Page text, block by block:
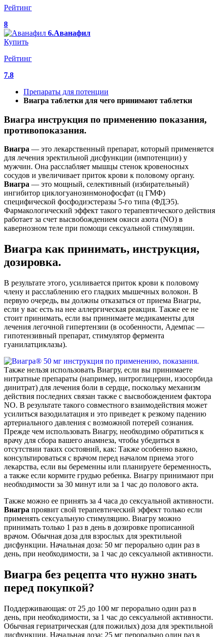
Рейтинг
8
6.Аванафил
Купить
Рейтинг
7.8
Препараты для потенции
Виагра таблетки для чего принимают таблетки
Виагра инструкция по применению показания,
противопоказания.
Виагра — это лекарственный препарат, который применяется
для лечения эректильной дисфункции (импотенции) у
мужчин. Она расслабляет мышцы стенок кровеносных
сосудов и увеличивает приток крови к половому органу.
Виагра — это мощный, селективный (избирательный)
ингибитор циклогуанозинмонофосфат (ц ГМФ)
специфической фосфодиэстеразы 5-го типа (ФДЭ5).
Фармакологический эффект такого терапевтического действия
работает за счет высвобождением окиси азота (NO) в
кавернозном теле при помощи сексуальной стимуляции.
Виагра как принимать, инструкция,
дозировка.
В результате этого, усиливается приток крови к половому
члену и расслаблению его гладких мышечных волокон. В
первую очередь, вы должны отказаться от приема Виагры,
если у вас есть на нее аллергическая реакция. Также ее не
стоит принимать, если вы принимаете медикаменты для
лечения легочной гипертензии (в особенности, Адемпас —
гипотензивный препарат, стимулятор фермента
гуанилатциклазы).
Также нельзя использовать Виагру, если вы принимаете
нитратные препараты (например, нитроглицерин, изосорбида
динитрат) для лечения боли в сердце, поскольку механизм
действия последних связан также с высвобождением фактора
NO. В результате такого совместного взаимодействия может
усилиться вазодилатация и это приведет к резкому падению
артериального давления с возможной потерей сознания.
Прежде чем использовать Виагру, необходимо обратиться к
врачу для сбора вашего анамнеза, чтобы убедиться в
отсутствии таких состояний, как: Также особенно важно,
консультироваться с врачом перед началом приема этого
лекарства, если вы беременны или планируете беременность,
а также если кормите грудью ребенка. Виагру принимают при
необходимости за 30 минут или за 1 час до полового акта.
Также можно ее принять за 4 часа до сексуальной активности.
Виагра проявит свой терапевтический эффект только если
применять сексуальную стимуляцию. Виагру можно
принимать только 1 раз в день в дозировке прописанной
врачом. Обычная доза для взрослых для эректильной
дисфункции. Начальная доза: 50 мг перорально один раз в
день, при необходимости, за 1 час до сексуальной активности.
Виагра без рецепта что нужно знать
перед покупкой?
Поддерживающая: от 25 до 100 мг перорально один раз в
день, при необходимости, за 1 час до сексуальной активности.
Обычная гериатрическая (для пожилых) доза для эректильной
дисфункции. Начальная доза: 25 мг перорально один раз в